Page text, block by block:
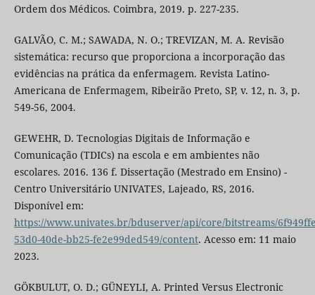
Ordem dos Médicos. Coimbra, 2019. p. 227-235.
GALVÃO, C. M.; SAWADA, N. O.; TREVIZAN, M. A. Revisão
sistemática: recurso que proporciona a incorporação das
evidências na prática da enfermagem. Revista Latino-
Americana de Enfermagem, Ribeirão Preto, SP, v. 12, n. 3, p.
549-56, 2004.
GEWEHR, D. Tecnologias Digitais de Informação e
Comunicação (TDICs) na escola e em ambientes não
escolares. 2016. 136 f. Dissertação (Mestrado em Ensino) -
Centro Universitário UNIVATES, Lajeado, RS, 2016.
Disponível em:
https://www.univates.br/bduserver/api/core/bitstreams/
53d0-40de-bb25-fe2e99ded549/content. Acesso em: 11 maio
2023.
GÖKBULUT, O. D.; GÜNEYLI, A. Printed Versus Electronic